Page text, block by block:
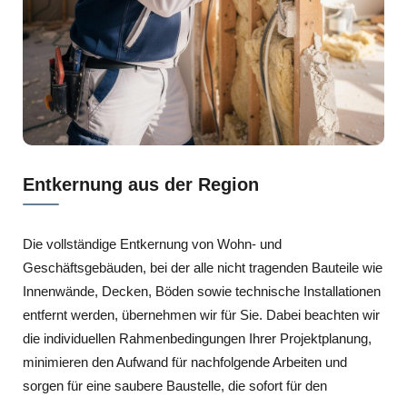
Entkernung aus der Region
Die vollständige Entkernung von Wohn- und
Geschäftsgebäuden, bei der alle nicht tragenden Bauteile wie
Innenwände, Decken, Böden sowie technische Installationen
entfernt werden, übernehmen wir für Sie. Dabei beachten wir
die individuellen Rahmenbedingungen Ihrer Projektplanung,
minimieren den Aufwand für nachfolgende Arbeiten und
sorgen für eine saubere Baustelle, die sofort für den